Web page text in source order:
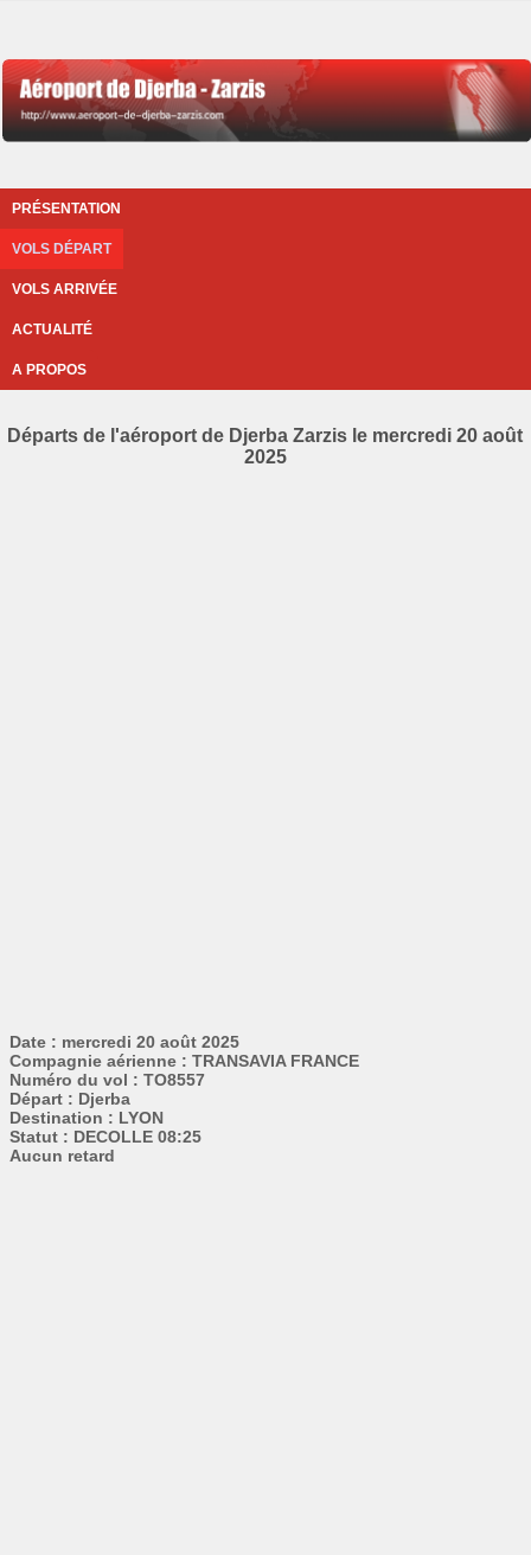
PRÉSENTATION
VOLS DÉPART
VOLS ARRIVÉE
ACTUALITÉ
A PROPOS
Départs de l'aéroport de Djerba Zarzis le mercredi 20 août
2025
Date : mercredi 20 août 2025
Compagnie aérienne : TRANSAVIA FRANCE
Numéro du vol : TO8557
Départ : Djerba
Destination : LYON
Statut : DECOLLE 08:25
Aucun retard